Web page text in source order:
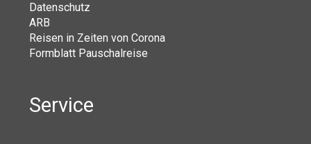
Datenschutz
ARB
Reisen in Zeiten von Corona
Formblatt Pauschalreise
Service